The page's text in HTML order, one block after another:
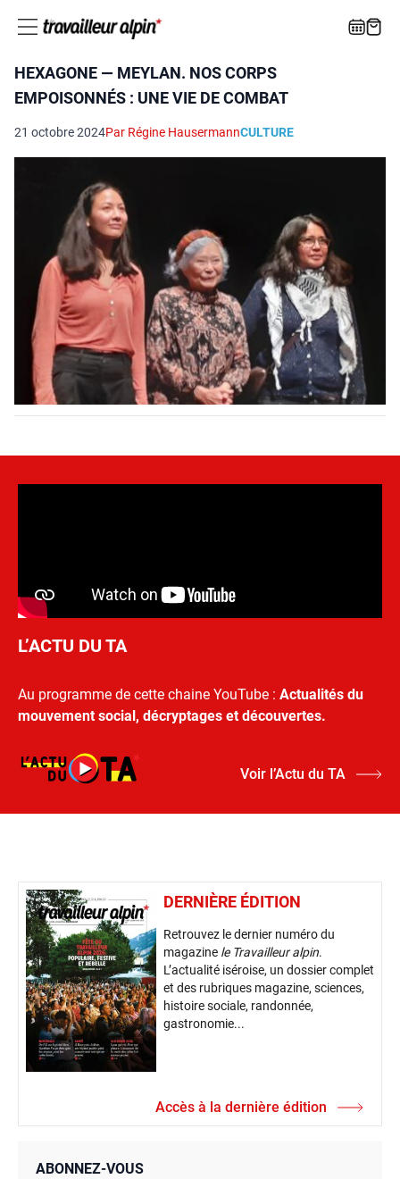
HEXAGONE — MEYLAN. NOS CORPS
EMPOISONNÉS : UNE VIE DE COMBAT
21 octobre 2024Par Régine HausermannCULTURE
L’ACTU DU TA
Au programme de cette chaine YouTube : Actualités du
mouvement social, décryptages et découvertes.
Voir l’Actu du TA
DERNIÈRE ÉDITION
Retrouvez le dernier numéro du
magazine le Travailleur alpin.
L’actualité iséroise, un dossier complet
et des rubriques magazine, sciences,
histoire sociale, randonnée,
gastronomie...
Accès à la dernière édition
ABONNEZ-VOUS